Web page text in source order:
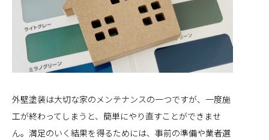
外壁塗装は大切な家のメンテナンスの一つですが、一度施
工が終わってしまうと、簡単にやり直すことができませ
ん。満足のいく結果を得るためには、事前の準備や業者選